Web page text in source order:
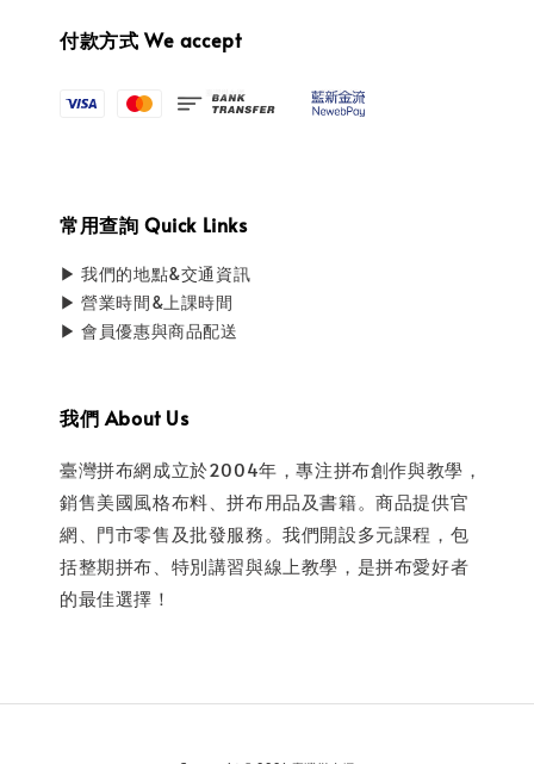
付款方式 We accept
常用查詢 Quick Links
▶ 我們的地點&交通資訊
▶ 營業時間&上課時間
▶ 會員優惠與商品配送
我們 About Us
臺灣拼布網成立於2004年，專注拼布創作與教學，
銷售美國風格布料、拼布用品及書籍。商品提供官
網、門市零售及批發服務。我們開設多元課程，包
括整期拼布、特別講習與線上教學，是拼布愛好者
的最佳選擇！